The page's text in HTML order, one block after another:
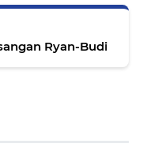
Ryan-Budi